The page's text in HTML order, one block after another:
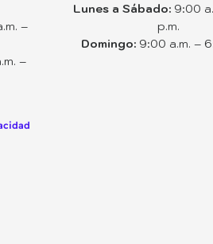
–
–
Lunes a Sábado:9:00
p.m.
Domingo:9:00 a.m. –